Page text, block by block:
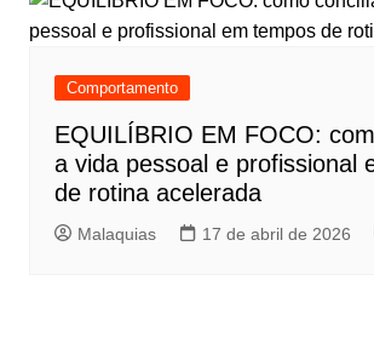
Comportamento
EQUILÍBRIO EM FOCO:
a vida pessoal e profissional
de rotina acelerada
Malaquias 17 de abril de 2026